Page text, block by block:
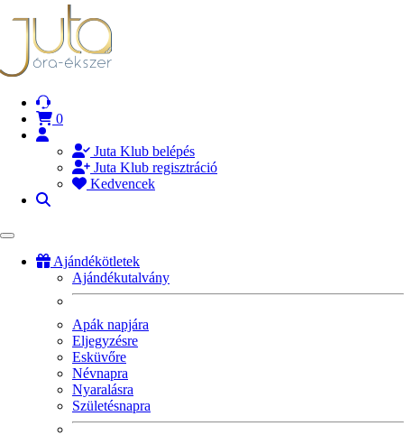
0
Juta Klub belépés
Juta Klub regisztráció
Kedvencek
Ajándékötletek
Ajándékutalvány
Apák napjára
Eljegyzésre
Esküvőre
Névnapra
Nyaralásra
Születésnapra